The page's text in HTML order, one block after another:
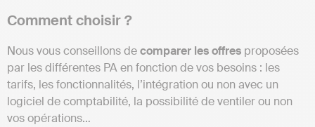
Comment choisir ?
Nous vous conseillons decomparer les offres proposées
par les différentes PA en fonction de vos besoins : les
tarifs, les fonctionnalités, l’intégration ou non avec un
logiciel de comptabilité, la possibilité de ventiler ou non
vos opérations…